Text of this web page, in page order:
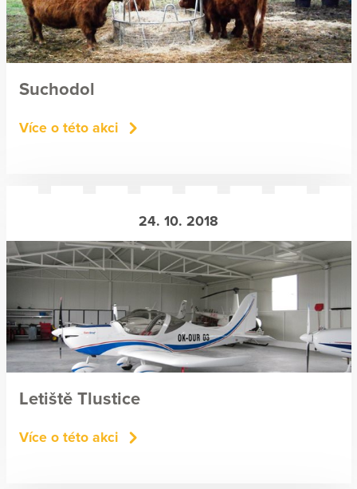
Suchodol
Více o této akci
24. 10. 2018
Letiště Tlustice
Více o této akci